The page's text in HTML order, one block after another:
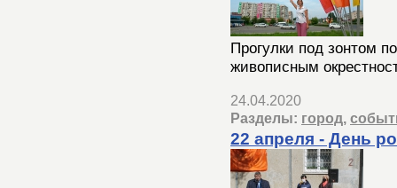
Прогулки под зонтом
живописным
24.04.2020
Разделы: город,
22 апреля - День